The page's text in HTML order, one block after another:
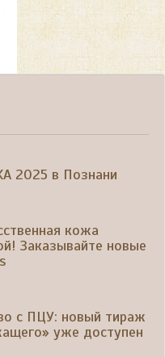
2025 в Познани
кожа
Заказывайте новые
с ПЦУ: новый тираж
уже доступен